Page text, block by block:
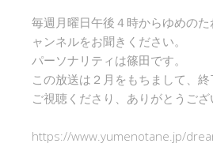
毎週月曜日午後４時からゆめの
ャンネルをお聞きください。
パーソナリティは篠田です。
この放送は２月をもちまして、終
ご視聴くださり、ありがとうござ
https://www.yumenotane.jp/